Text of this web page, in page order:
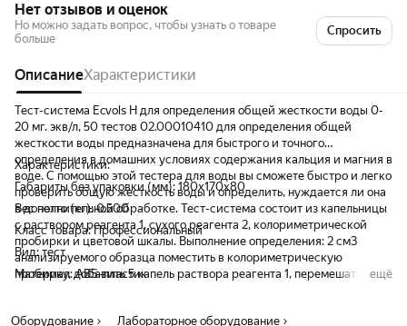
Нет отзывов и оценок
Но можно задать вопрос, чтобы узнать о товаре
больше
Спросить
ОписаниеХарактеристики
Тест-система Ecvols H для определения общей жесткости воды 0-
20 мг. экв/л, 50 тестов 02.00010410 для определения общей
жесткости воды предназначена для быстрого и точного
определения в домашних условиях содержания кальция и магния в
воде. С помощью этой тестера для воды вы сможете быстро и легко
проверить общую жесткость воды и определить, нуждается ли она
в дополнительной обработке. Тест-система состоит из капельницы
с раствором реагента 1, сухого реагента 2, колориметрической
пробирки и цветовой шкалы. Выполнение определения: 2 см3
анализируемого образца поместить в колориметрическую
пробирку, добавить 5 капель раствора реагента 1, перемешать,
концентрацию железа. Анализ воды для проверки качества воды
Характеристики:
Габариты без упаковки (мм): 180x170x80
Вес нетто (кг): 0.500
Класс товара: Профессиональный
Вид: тест
Материал: ABS-пластик
ещё
Оборудование Лабораторное оборудование